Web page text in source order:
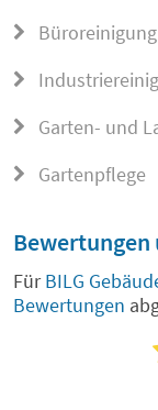
Büroreinigung
Garten- und
Gartenpflege
FürBILG
Bewertungen